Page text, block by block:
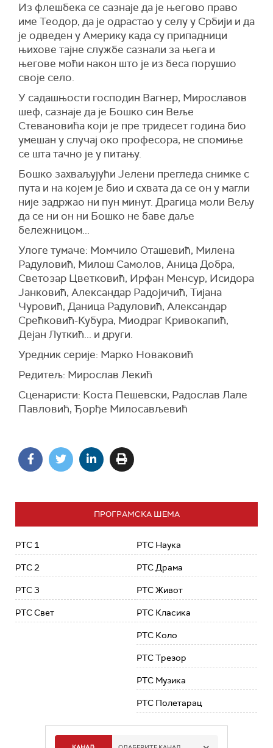
Из флешбека се сазнаје да је његово право
име Теодор, да је одрастао у селу у Србији и да
је одведен у Америку када су припадници
њихове тајне службе сазнали за њега и
његове моћи након што је из беса порушио
своје село.
У садашњости господин Вагнер, Мирославов
шеф, сазнаје да је Бошко син Веље
Стевановића који је пре тридесет година био
умешан у случај око професора, не спомиње
се шта тачно је у питању.
Бошко захваљујући Јелени прегледа снимке с
пута и на којем је био и схвата да се он у магли
није задржао ни пун минут. Драгица моли Вељу
да се ни он ни Бошко не баве даље
бележницом...
Улоге тумаче: Момчило Оташевић, Милена
Радуловић, Милош Самолов, Аница Добра,
Светозар Цветковић, Ирфан Менсур, Исидора
Јанковић, Александар Радојичић, Тијана
Чуровић, Даница Радуловић, Александар
Срећковић-Кубура, Миодраг Кривокапић,
Дејан Луткић... и други.
Уредник серије: Марко Новаковић
Редитељ: Мирослав Лекић
Сценаристи: Коста Пешевски, Радослав Лале
Павловић, Ђорђе Милосављевић
ПРОГРАМСКА ШЕМА
РТС 1
РТС 2
РТС 3
РТС Свет
РТС Наука
РТС Драма
РТС Живот
РТС Класика
РТС Коло
РТС Трезор
РТС Музика
РТС Полетарац